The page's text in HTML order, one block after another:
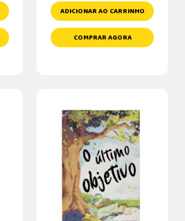
ADICIONAR AO CARRINHO
COMPRAR AGORA